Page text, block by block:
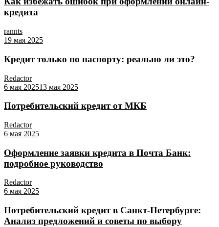
кредита
rannts
19 мая 2025
Кредит только по паспорту: реально ли это?
Redactor
6 мая 202513 мая 2025
Потребительский кредит от МКБ
Redactor
6 мая 2025
Оформление заявки кредита в Почта Банк:
подробное руководство
Redactor
6 мая 2025
Потребительский кредит в Санкт-Петербурге:
Анализ предложений и советы по выбору